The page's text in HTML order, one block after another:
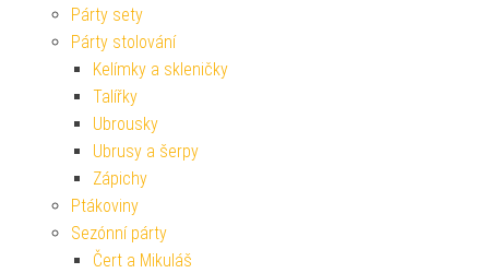
Párty sety
Párty stolování
Kelímky a skleničky
Talířky
Ubrousky
Ubrusy a šerpy
Zápichy
Ptákoviny
Sezónní párty
Čert a Mikuláš